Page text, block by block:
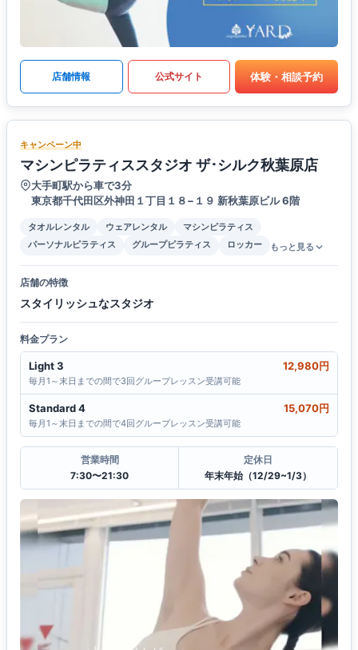
店舗情報 公式サイト 体験・相談予約
キャンペーン中
マシンピラティススタジオ ザ･シルク秋葉原店
大手町駅から車で3分
東京都千代田区外神田１丁目１８−１９ 新秋葉原ビル 6階
タオルレンタル ウェアレンタル
マシンピラティス
パーソナルピラティス
グループピラティス ロッカー もっと見る
店舗の特徴
スタイリッシュなスタジオ
料金プラン
Light 3 12,980円
毎月1～末日までの間で3回グループレッスン受講可能
Standard 4 15,070円
毎月1～末日までの間で4回グループレッスン受講可能
営業時間
7:30〜21:30
定休日
年末年始（12/29~1/3）